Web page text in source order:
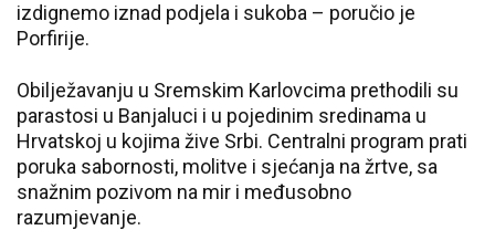
izdignemo iznad podjela i sukoba – poručio je
Porfirije.
Obilježavanju u Sremskim Karlovcima prethodili su
parastosi u Banjaluci i u pojedinim sredinama u
Hrvatskoj u kojima žive Srbi. Centralni program prati
poruka sabornosti, molitve i sjećanja na žrtve, sa
snažnim pozivom na mir i međusobno
razumjevanje.